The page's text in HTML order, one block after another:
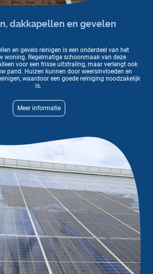
dakkapellen en gevelen
en gevels reinigen is een onderdeel van het
woning. Regelmatige schoonmaak van deze
voor een frisse uitstraling, maar verlengt ook
pand. Huizen kunnen door weersinvloeden en
waardoor een goede reiniging noodzakelijk
is.
Meer informatie